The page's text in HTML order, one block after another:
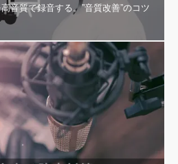
音質で録音する。”音質改善”のコツ